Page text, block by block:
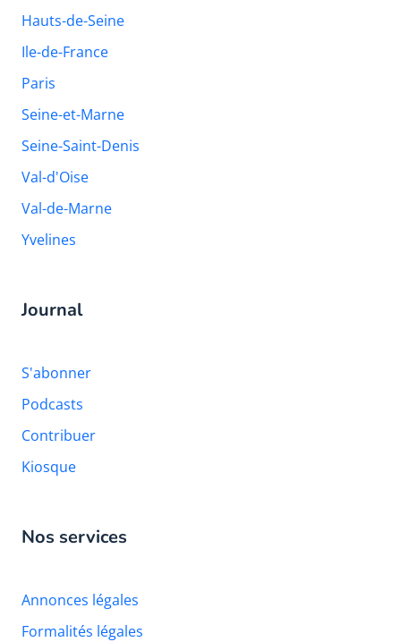
Hauts-de-Seine
Ile-de-France
Paris
Seine-et-Marne
Seine-Saint-Denis
Val-d'Oise
Val-de-Marne
Yvelines
Journal
S'abonner
Podcasts
Contribuer
Kiosque
Nos services
Annonces légales
Formalités légales